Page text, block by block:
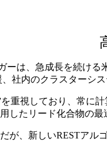
ーは、急成長を続け
社内のクラスターシ
重視しており、常に
したリード化合物の
が、新しいRESTアル